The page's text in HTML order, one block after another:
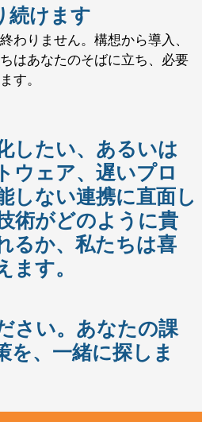
続けます
わりません。構想から導入、
はあなたのそばに立ち、必要
す。
したい、あるいは
ウェア、遅いプロ
しない連携に直面し
術がどのように貴
るか、私たちは喜
す。
さい。あなたの課
を、一緒に探しま